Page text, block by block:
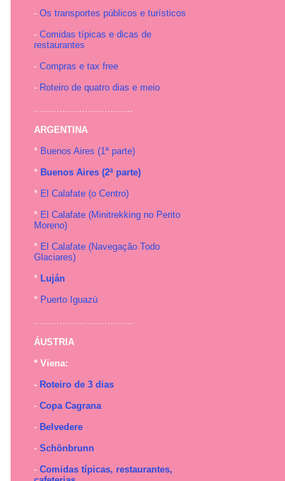
- Os transportes públicos e turísticos
- Comidas típicas e dicas de
restaurantes
- Compras e tax free
- Roteiro de quatro dias e meio
...................................
ARGENTINA
* Buenos Aires (1ª parte)
* Buenos Aires (2ª parte)
* El Calafate (o Centro)
* El Calafate (Minitrekking no Perito
Moreno)
* El Calafate (Navegação Todo
Glaciares)
* Luján
* Puerto Iguazú
...................................
ÁUSTRIA
* Viena:
- Roteiro de 3 dias
- Copa Cagrana
- Belvedere
- Schönbrunn
- Comidas típicas, restaurantes,